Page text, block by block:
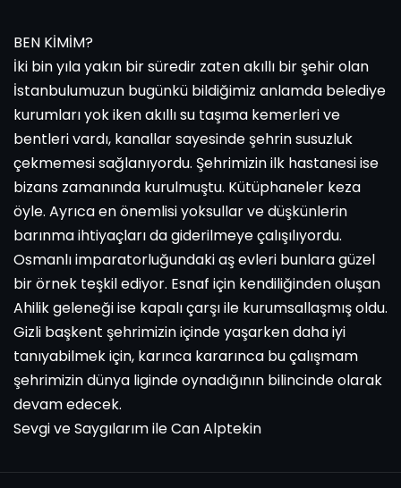
BEN KİMİM?
İki bin yıla yakın bir süredir zaten akıllı bir şehir olan
İstanbulumuzun bugünkü bildiğimiz anlamda belediye
kurumları yok iken akıllı su taşıma kemerleri ve
bentleri vardı, kanallar sayesinde şehrin susuzluk
çekmemesi sağlanıyordu. Şehrimizin ilk hastanesi ise
bizans zamanında kurulmuştu. Kütüphaneler keza
öyle. Ayrıca en önemlisi yoksullar ve düşkünlerin
barınma ihtiyaçları da giderilmeye çalışılıyordu.
Osmanlı imparatorluğundaki aş evleri bunlara güzel
bir örnek teşkil ediyor. Esnaf için kendiliğinden oluşan
Ahilik geleneği ise kapalı çarşı ile kurumsallaşmış oldu.
Gizli başkent şehrimizin içinde yaşarken daha iyi
tanıyabilmek için, karınca kararınca bu çalışmam
şehrimizin dünya liginde oynadığının bilincinde olarak
devam edecek.
Sevgi ve Saygılarım ile Can Alptekin